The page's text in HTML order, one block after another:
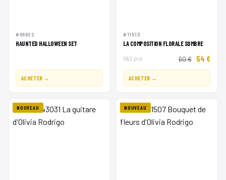
#66822
HAUNTED HALLOWEEN SET
ACHETER →
#11513
LA COMPOSITION FLORALE SOMBRE
562 pcs 60 € 54 €
ACHETER →
NOUVEAU NOUVEAU